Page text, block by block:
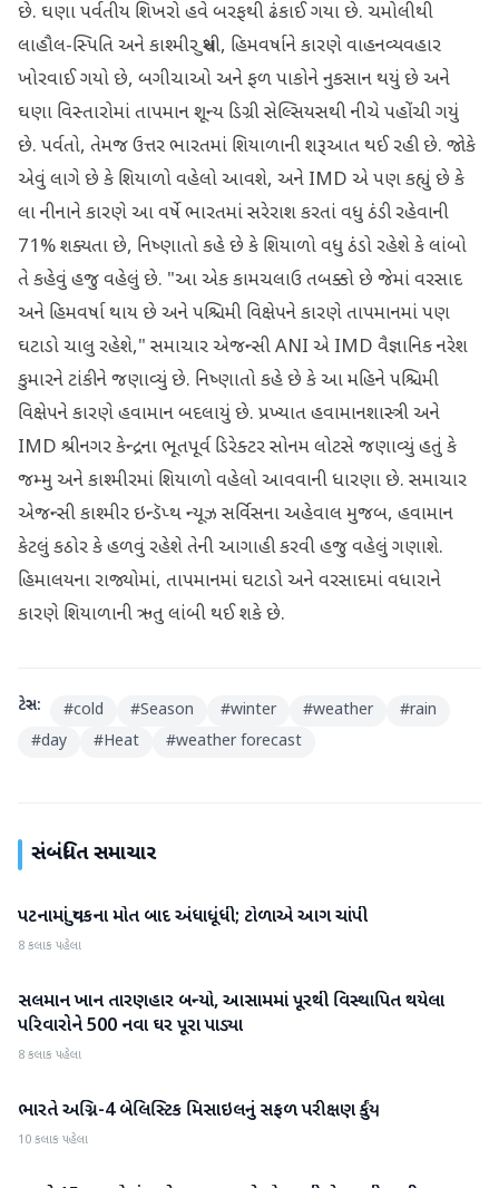
છે. ઘણા પર્વતીય શિખરો હવે બરફથી ઢંકાઈ ગયા છે. ચમોલીથી
લાહૌલ-સ્પિતિ અને કાશ્મીર સુધી, હિમવર્ષાને કારણે વાહનવ્યવહાર
ખોરવાઈ ગયો છે, બગીચાઓ અને ફળ પાકોને નુકસાન થયું છે અને
ઘણા વિસ્તારોમાં તાપમાન શૂન્ય ડિગ્રી સેલ્સિયસથી નીચે પહોંચી ગયું
છે. પર્વતો, તેમજ ઉત્તર ભારતમાં શિયાળાની શરૂઆત થઈ રહી છે. જોકે
એવું લાગે છે કે શિયાળો વહેલો આવશે, અને IMD એ પણ કહ્યું છે કે
લા નીનાને કારણે આ વર્ષે ભારતમાં સરેરાશ કરતાં વધુ ઠંડી રહેવાની
71% શક્યતા છે, નિષ્ણાતો કહે છે કે શિયાળો વધુ ઠંડો રહેશે કે લાંબો
તે કહેવું હજુ વહેલું છે. "આ એક કામચલાઉ તબક્કો છે જેમાં વરસાદ
અને હિમવર્ષા થાય છે અને પશ્ચિમી વિક્ષેપને કારણે તાપમાનમાં પણ
ઘટાડો ચાલુ રહેશે," સમાચાર એજન્સી ANI એ IMD વૈજ્ઞાનિક નરેશ
કુમારને ટાંકીને જણાવ્યું છે. નિષ્ણાતો કહે છે કે આ મહિને પશ્ચિમી
વિક્ષેપને કારણે હવામાન બદલાયું છે. પ્રખ્યાત હવામાનશાસ્ત્રી અને
IMD શ્રીનગર કેન્દ્રના ભૂતપૂર્વ ડિરેક્ટર સોનમ લોટસે જણાવ્યું હતું કે
જમ્મુ અને કાશ્મીરમાં શિયાળો વહેલો આવવાની ધારણા છે. સમાચાર
એજન્સી કાશ્મીર ઇન્ડૅપ્થ ન્યૂઝ સર્વિસના અહેવાલ મુજબ, હવામાન
કેટલું કઠોર કે હળવું રહેશે તેની આગાહી કરવી હજુ વહેલું ગણાશે.
હિમાલયના રાજ્યોમાં, તાપમાનમાં ઘટાડો અને વરસાદમાં વધારાને
કારણે શિયાળાની ઋતુ લાંબી થઈ શકે છે.
ટેગ્સ: #cold #Season #winter #weather #rain
#day #Heat #weather forecast
સંબંધિત સમાચાર
રાષ્ટ્રીય
પટનામાં યુવકના મોત બાદ અંધાધૂંધી; ટોળાએ આગ ચાંપી
8 કલાક પહેલા
રાષ્ટ્રીય
સલમાન ખાન તારણહાર બન્યો, આસામમાં પૂરથી વિસ્થાપિત થયેલા
પરિવારોને 500 નવા ઘર પૂરા પાડ્યા
8 કલાક પહેલા
રાષ્ટ્રીય
ભારતે અગ્નિ-4 બેલિસ્ટિક મિસાઇલનું સફળ પરીક્ષણ કર્યું
10 કલાક પહેલા